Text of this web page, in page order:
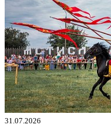
31.07.2026